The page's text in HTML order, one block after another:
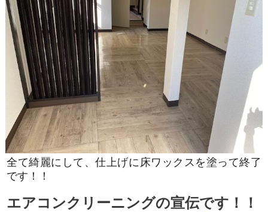
全て綺麗にして、仕上げに床ワックスを塗って終了
です！！
エアコンクリーニングの宣伝です！！